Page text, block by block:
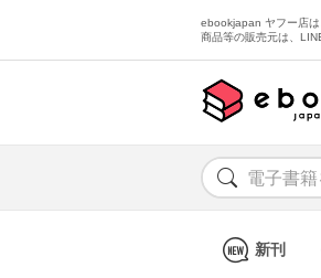
ebookjapan ヤフー店は
商品等の販売元は、
新刊